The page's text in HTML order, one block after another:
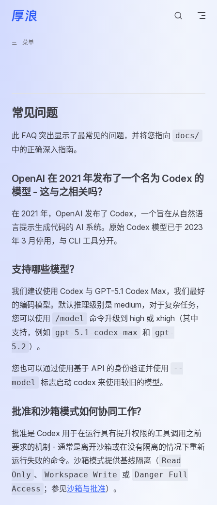
跳转到内容
菜单
常见问题
此 FAQ 突出显示了最常见的问题，并将您指向 docs/
中的正确深入指南。
OpenAI 在 2021 年发布了一个名为 Codex 的
模型 - 这与之相关吗？
在 2021 年，OpenAI 发布了 Codex，一个旨在从自然语
言提示生成代码的 AI 系统。原始 Codex 模型已于 2023
年 3 月停用，与 CLI 工具分开。
支持哪些模型？
我们建议使用 Codex 与 GPT-5.1 Codex Max，我们最好
的编码模型。默认推理级别是 medium，对于复杂任务，
您可以使用
/model
命令升级到 high 或 xhigh（其中
支持，例如
gpt-5.1-codex-max 和
gpt-
5.2 ）。
您也可以通过使用基于 API 的身份验证并使用
--
model
标志启动 codex 来使用较旧的模型。
批准和沙箱模式如何协同工作？
批准是 Codex 用于在运行具有提升权限的工具调用之前
要求的机制 - 通常是离开沙箱或在没有隔离的情况下重新
运行失败的命令。沙箱模式提供基线隔离（ Read
Only 、 Workspace Write 或 Danger Full
Access ；参见沙箱与批准）。